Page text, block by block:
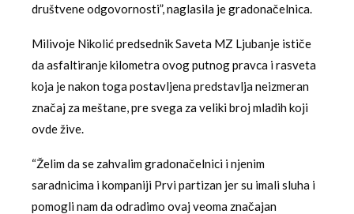
društvene odgovornosti”, naglasila je gradonačelnica.
Milivoje Nikolić predsednik Saveta MZ Ljubanje ističe
da asfaltiranje kilometra ovog putnog pravca i rasveta
koja je nakon toga postavljena predstavlja neizmeran
značaj za meštane, pre svega za veliki broj mladih koji
ovde žive.
“Želim da se zahvalim gradonačelnici i njenim
saradnicima i kompaniji Prvi partizan jer su imali sluha i
pomogli nam da odradimo ovaj veoma značajan